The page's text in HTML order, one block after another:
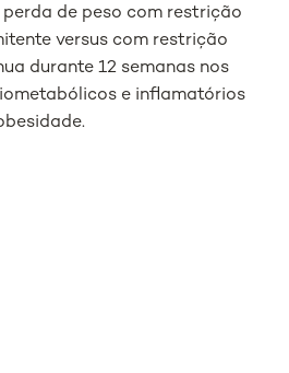
de peso com restrição
versus com restrição
durante 12 semanas nos
e inflamatórios